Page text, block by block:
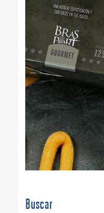
Buscar